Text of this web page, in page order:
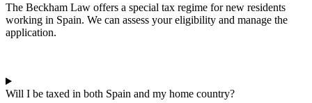
The Beckham Law offers a special tax regime for new residents
working in Spain. We can assess your eligibility and manage the
application.
Will I be taxed in both Spain and my home country?